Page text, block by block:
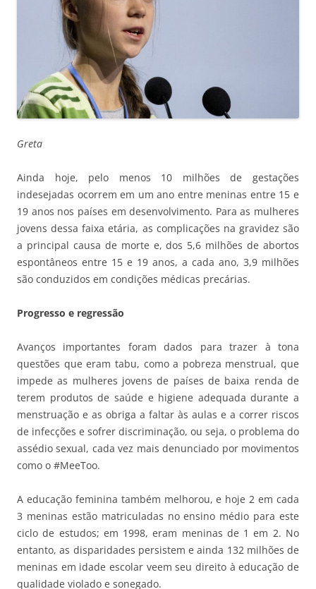
Greta
Ainda hoje, pelo menos 10 milhões de gestações
indesejadas ocorrem em um ano entre meninas entre 15 e
19 anos nos países em desenvolvimento. Para as mulheres
jovens dessa faixa etária, as complicações na gravidez são
a principal causa de morte e, dos 5,6 milhões de abortos
espontâneos entre 15 e 19 anos, a cada ano, 3,9 milhões
são conduzidos em condições médicas precárias.
Progresso e regressão
Avanços importantes foram dados para trazer à tona
questões que eram tabu, como a pobreza menstrual, que
impede as mulheres jovens de países de baixa renda de
terem produtos de saúde e higiene adequada durante a
menstruação e as obriga a faltar às aulas e a correr riscos
de infecções e sofrer discriminação, ou seja, o problema do
assédio sexual, cada vez mais denunciado por movimentos
como o #MeeToo.
A educação feminina também melhorou, e hoje 2 em cada
3 meninas estão matriculadas no ensino médio para este
ciclo de estudos; em 1998, eram meninas de 1 em 2. No
entanto, as disparidades persistem e ainda 132 milhões de
meninas em idade escolar veem seu direito à educação de
qualidade violado e sonegado.